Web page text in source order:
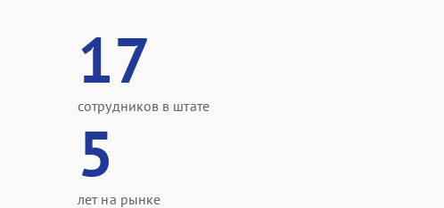
17
сотрудников в штате
5
лет на рынке